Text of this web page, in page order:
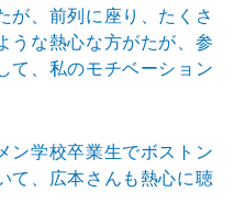
が、前列に座り、たくさ
うな熱心な方がたが、参
て、私のモチベーション
ン学校卒業生でボストン
て、広本さんも熱心に聴